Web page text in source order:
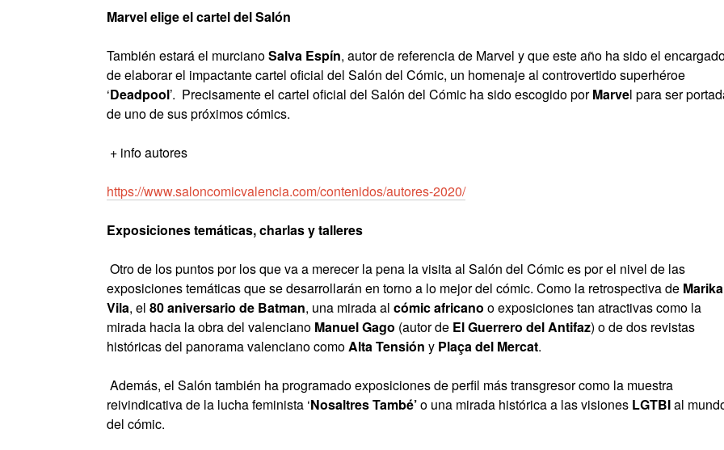
Marvel elige el cartel del Salón
También estará el murcianoSalva Espín, autor de referencia de Marvel y que este año ha sido el
de elaborar el impactante cartel oficial del Salón del Cómic, un homenaje al controvertido superhéroe
‘Deadpool’. Precisamente el cartel oficial del Salón del Cómic ha sido escogido porMarvel para ser
de uno de sus próximos cómics.
+ info autores
https://www.saloncomicvalencia.com/contenidos/autores-2020/
Exposiciones temáticas, charlas y talleres
Otro de los puntos por los que va a merecer la pena la visita al Salón del Cómic es por el nivel de las
exposiciones temáticas que se desarrollarán en torno a lo mejor del cómic. Como la retrospectiva de Marika
Vila, el 80 aniversario de Batman, una mirada al cómic africano o exposiciones tan atractivas como la
mirada hacia la obra del valenciano Manuel Gago (autor de El Guerrero del Antifaz) o de dos revistas
históricas del panorama valenciano comoAlta Tensión y Plaça del Mercat.
Además, el Salón también ha programado exposiciones de perfil más transgresor como la muestra
reivindicativa de la lucha feminista ‘Nosaltres També’o una mirada histórica a las visiones LGTBIal
del cómic.